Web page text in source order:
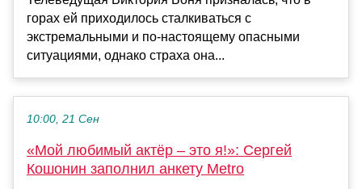
горах ей приходилось сталкиваться с
экстремальными и по-настоящему опасными
ситуациями, однако страха она...
10:00, 21 Сен
«Мой любимый актёр – это я!»: Сергей
Кошонин заполнил анкету Metro